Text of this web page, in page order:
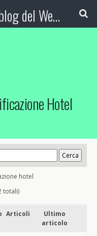
Booking Blog™ - Il blog del Web Marketing Turistico
Hotel
hotel
totali)
Articoli
Ultimo
articolo